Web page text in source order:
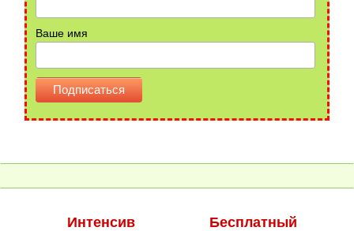
Ваше имя
Интенсив
Бесплатный